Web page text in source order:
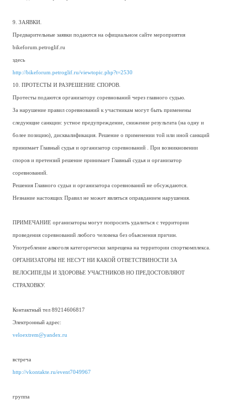
9. ЗАЯВКИ.
Предварительные заявки подаются на официальном сайте мероприятия
bikeforum.petroglif.ru
здесь
http://bikeforum.petroglif.ru/viewtopic.php?t=2530
10. ПРОТЕСТЫ И РАЗРЕШЕНИЕ СПОРОВ.
Протесты подаются организатору соревнований через главного судью.
За нарушение правил соревнований к участникам могут быть применены
следующие санкции: устное предупреждение, снижение результата (на одну и
более позицию), дисквалификация. Решение о применении той или иной санкций
принимает Главный судья и организатор соревнований . При возникновении
споров и претензий решение принимает Главный судья и организатор
соревнований.
Решения Главного судьи и организатора соревнований не обсуждаются.
Незнание настоящих Правил не может являться оправданием нарушения.
ПРИМЕЧАНИЕ организаторы могут попросить удалиться с территории
проведения соревнований любого человека без обьяснения причин.
Употребление алкоголя категорически запрещена на территории спорткомплекса.
ОРГАНИЗАТОРЫ НЕ НЕСУТ НИ КАКОЙ ОТВЕТСТВИНОСТИ ЗА
ВЕЛОСИПЕДЫ И ЗДОРОВЬЕ УЧАСТНИКОВ НО ПРЕДОСТОВЛЯЮТ
СТРАХОВКУ.
Контактный тел 89214606817
Электронный адрес:
veloextrem@yandex.ru
встреча
http://vkontakte.ru/event7049967
группа